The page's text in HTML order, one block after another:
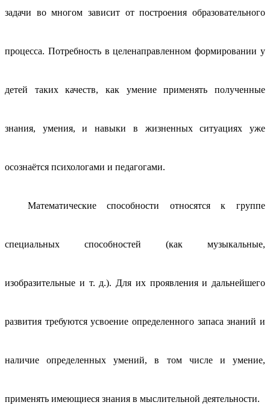
задачи во многом зависит от построения образовательного
процесса. Потребность в целенаправленном формировании у
детей таких качеств, как умение применять полученные
знания, умения, и навыки в жизненных ситуациях уже
осознаётся психологами и педагогами.
Математические способности относятся к группе
специальных способностей (как музыкальные,
изобразительные и т. д.). Для их проявления и дальнейшего
развития требуются усвоение определенного запаса знаний и
наличие определенных умений, в том числе и умение,
применять имеющиеся знания в мыслительной деятельности.